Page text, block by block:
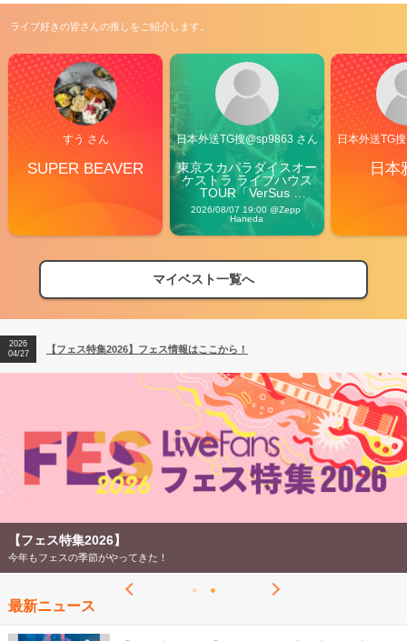
ライブ好きの皆さんの推しをご紹介します。
すう さん
SUPER BEAVER
日本外送TG搜@sp9863 さん
東京スカパラダイスオー
ケストラ ライブハウス
TOUR「VerSus
Carnival」
2026/08/07 19:00 @Zepp
Haneda
日本外送TG
日本
マイベスト一覧へ
【フェス特集2026】フェス情報はここから！
【ライブ動員ランキング】2026年上半期編発表！
2026
04/27
【フェス特集2026】フェス情報はここから！
2026
【ライブ動員ランキング】2026年上半期編発表！
【フェス特集2026】
今年もフェスの季節がやってきた！
最新ニュース